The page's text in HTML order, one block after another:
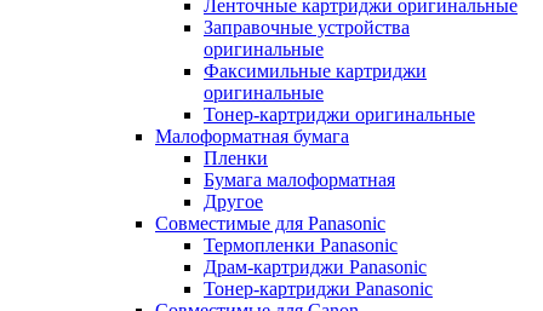
Ленточные картриджи оригинальные
Заправочные устройства
оригинальные
Факсимильные картриджи
оригинальные
Тонер-картриджи оригинальные
Малоформатная бумага
Пленки
Бумага малоформатная
Другое
Совместимые для Panasonic
Термопленки Panasonic
Драм-картриджи Panasonic
Тонер-картриджи Panasonic